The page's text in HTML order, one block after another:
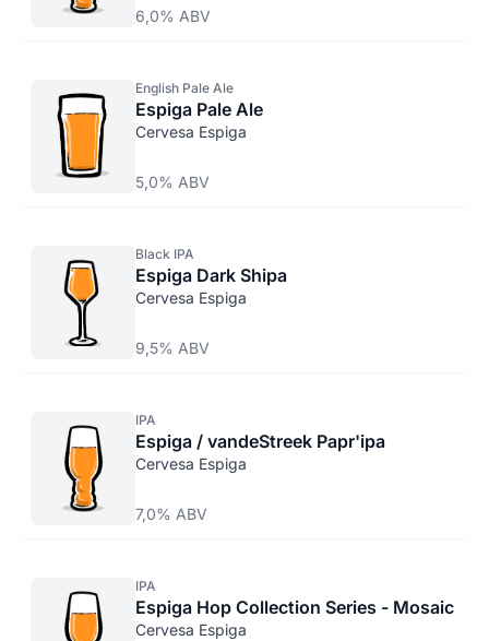
6,0% ABV
English Pale Ale
Espiga Pale Ale
Cervesa Espiga
5,0% ABV
Black IPA
Espiga Dark Shipa
Cervesa Espiga
9,5% ABV
IPA
Espiga / vandeStreek Papr'ipa
Cervesa Espiga
7,0% ABV
IPA
Espiga Hop Collection Series - Mosaic
Cervesa Espiga